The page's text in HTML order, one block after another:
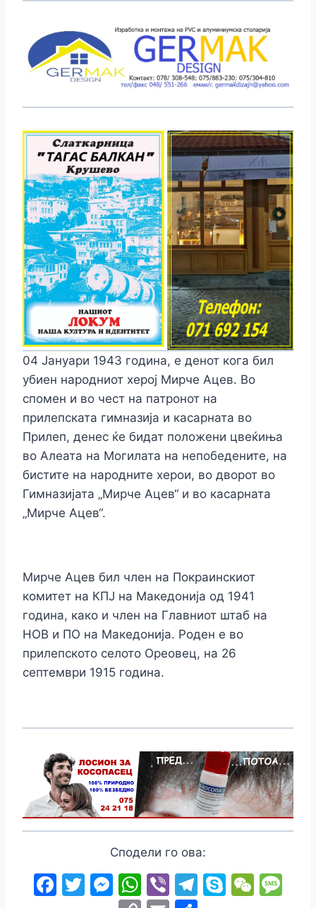
04 Јануари 1943 година, е денот кога бил
убиен народниот херој Мирче Ацев. Во
спомен и во чест на патронот на
прилепската гимназија и касарната во
Прилеп, денес ќе бидат положени цвеќиња
во Алеата на Могилата на непобедените, на
бистите на народните херои, во дворот во
Гимназијата „Мирче Ацев“ и во касарната
„Мирче Ацев“.
Мирче Ацев бил член на Покраинскиот
комитет на КПЈ на Македонија од 1941
година, како и член на Главниот штаб на
НОВ и ПО на Македонија. Роден е во
прилепското селото Ореовец, на 26
септември 1915 година.
Сподели го ова:
F T M W Vi T S W